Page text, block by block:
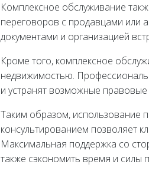
Комплексное обслуживание
переговоров с продавцами или
документами и организацией
Кроме того, комплексное
недвижимостью.
и устранят возможные
Таким образом, использование
консультированием позволяет
Максимальная поддержка со
также сэкономить время и силы